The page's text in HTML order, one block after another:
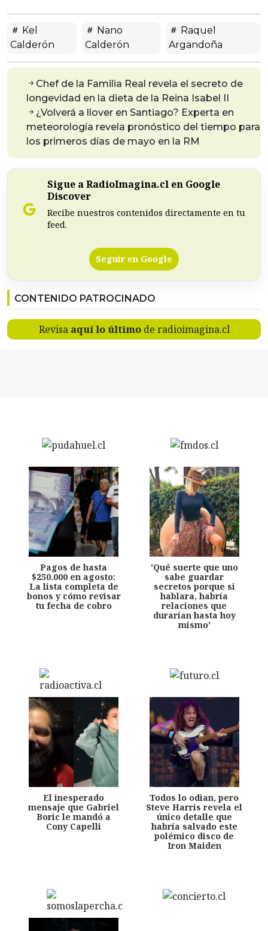
Kel
Calderón
Nano
Calderón
Raquel
Argandoña
Chef de la Familia Real revela el secreto de
longevidad en la dieta de la Reina Isabel II
¿Volverá a llover en Santiago? Experta en
meteorología revela pronóstico del tiempo para
los primeros días de mayo en la RM
Sigue a RadioImagina.cl en Google
Discover
Recibe nuestros contenidos directamente en tu
feed.
Seguir en Google
CONTENIDO PATROCINADO
Revisa aquí lo últimode radioimagina.cl
Pagos de hasta
$250.000 en agosto:
La lista completa de
bonos y cómo revisar
tu fecha de cobro
'Qué suerte que uno
sabe guardar
secretos porque si
hablara, habría
relaciones que
durarían hasta hoy
mismo'
El inesperado
mensaje que Gabriel
Boric le mandó a
Cony Capelli
Todos lo odian, pero
Steve Harris revela el
único detalle que
habría salvado este
polémico disco de
Iron Maiden